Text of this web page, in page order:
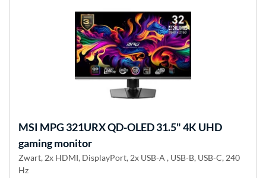
MSI MPG 321URX QD-OLED 31.5" 4K UHD
gaming monitor
Zwart, 2x HDMI, DisplayPort, 2x USB-A , USB-B, USB-C, 240
Hz